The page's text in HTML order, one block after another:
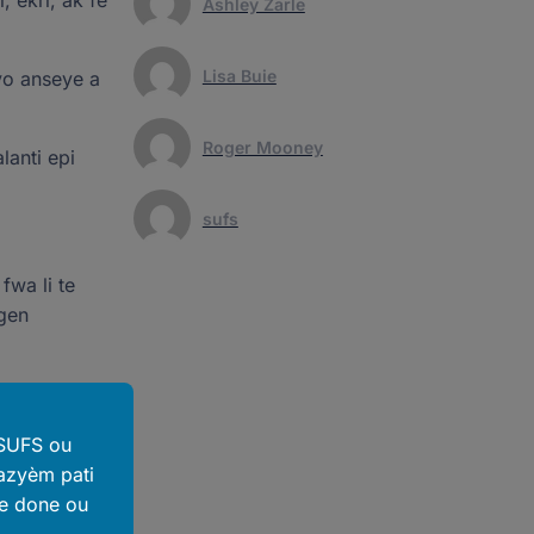
anseye a
epi
fwa li te
Lisa Buie
Roger Mooney
sufs
ou
pati
done ou